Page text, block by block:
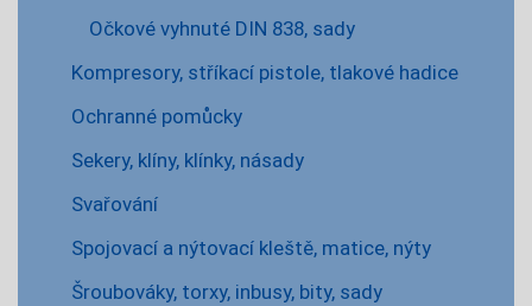
Očkové vyhnuté DIN 838, sady
Kompresory, stříkací pistole, tlakové hadice
Ochranné pomůcky
Sekery, klíny, klínky, násady
Svařování
Spojovací a nýtovací kleště, matice, nýty
Šroubováky, torxy, inbusy, bity, sady